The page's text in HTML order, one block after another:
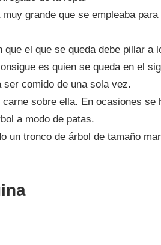
grande que se empleaba
el que se queda debe pillar a
es quien se queda en el
comido de una sola vez.
sobre ella. En ocasiones se
a modo de patas.
un tronco de árbol de tamaño